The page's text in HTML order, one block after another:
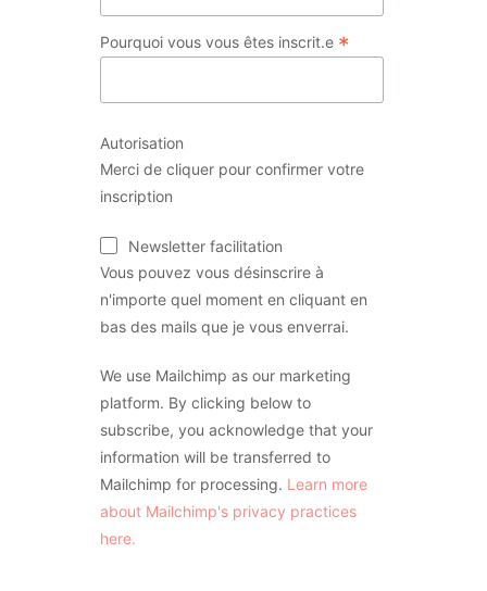
Pourquoi vous vous êtes inscrit.e *
Autorisation
Merci de cliquer pour confirmer votre
inscription
Newsletter facilitation
Vous pouvez vous désinscrire à
n'importe quel moment en cliquant en
bas des mails que je vous enverrai.
We use Mailchimp as our marketing
platform. By clicking below to
subscribe, you acknowledge that your
information will be transferred to
Mailchimp for processing. Learn more
about Mailchimp's privacy practices
here.